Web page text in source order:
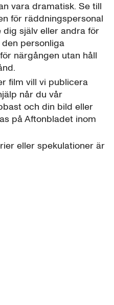
vara dramatisk. Se till
för räddningspersonal
själv eller andra för
den personliga
närgången utan håll
film vill vi publicera
når du vår
och din bild eller
på Aftonbladet inom
eller spekulationer är